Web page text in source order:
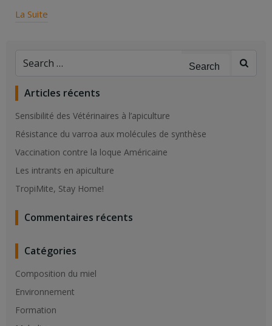
La Suite
Search
Articles récents
Sensibilité des Vétérinaires à l’apiculture
Résistance du varroa aux molécules de synthèse
Vaccination contre la loque Américaine
Les intrants en apiculture
TropiMite, Stay Home!
Commentaires récents
Catégories
Composition du miel
Environnement
Formation